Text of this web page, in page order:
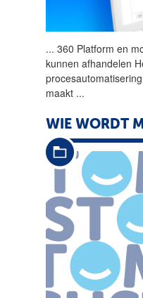
... 360 Platform en
kunnen afhandelen
maakt ...
WIE WORDT